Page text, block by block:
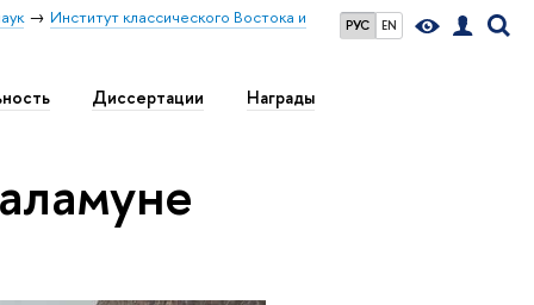
РУС EN
Институт классического Востока и
Диссертации Награды